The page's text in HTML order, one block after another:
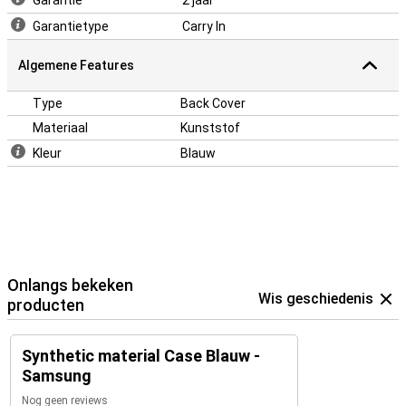
voelt hij betrouwbaar beschermd aan.
Garantietype
Carry In
Algemene Features
Type
Back Cover
Materiaal
Kunststof
Kleur
Blauw
Onlangs bekeken
producten
Wis geschiedenis
Synthetic material Case Blauw -
Samsung
Nog geen reviews